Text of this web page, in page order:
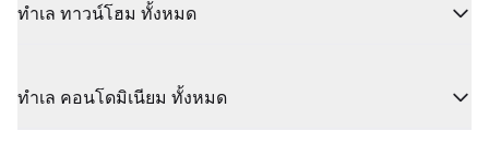
ทำเล ทาวน์โฮม ทั้งหมด
ทำเล คอนโดมิเนียม ทั้งหมด